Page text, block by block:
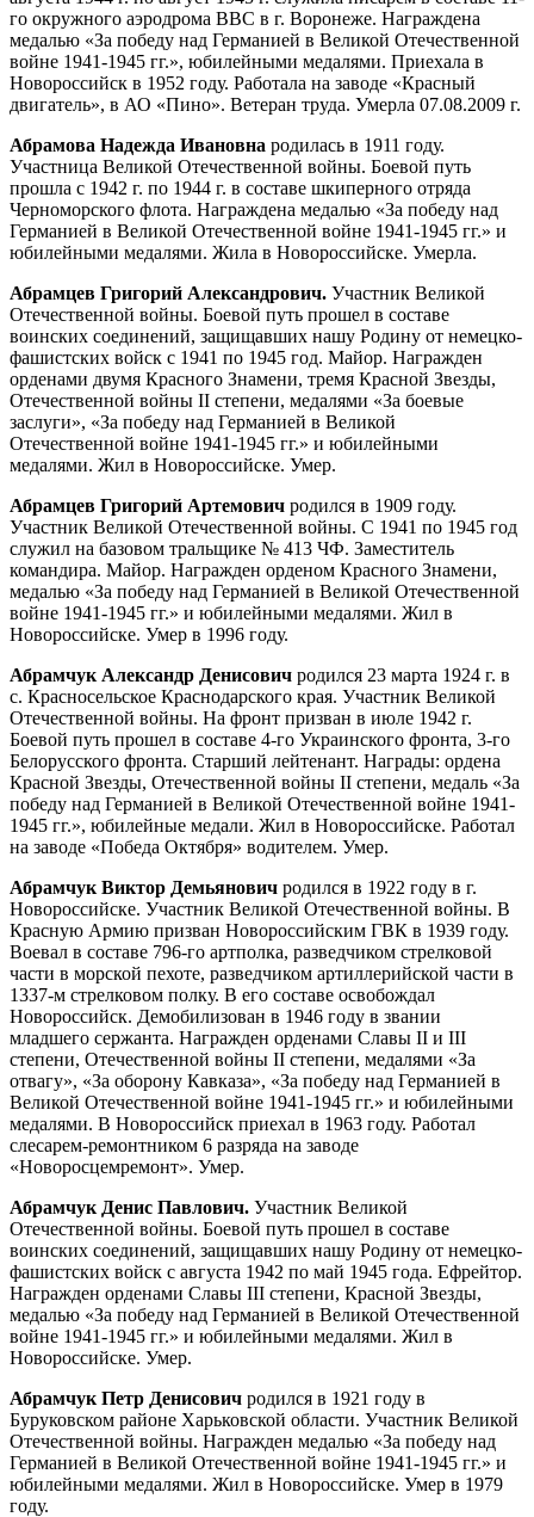
го окружного аэродрома ВВС в г. Воронеже. Награждена
медалью «За победу над Германией в Великой Отечественной
войне 1941-1945 гг.», юбилейными медалями. Приехала в
Новороссийск в 1952 году. Работала на заводе «Красный
двигатель», в АО «Пино». Ветеран труда. Умерла 07.08.2009 г.
Абрамова Надежда Ивановна родилась в 1911 году.
Участница Великой Отечественной войны. Боевой путь
прошла с 1942 г. по 1944 г. в составе шкиперного отряда
Черноморского флота. Награждена медалью «За победу над
Германией в Великой Отечественной войне 1941-1945 гг.» и
юбилейными медалями. Жила в Новороссийске. Умерла.
Абрамцев Григорий Александрович. Участник Великой
Отечественной войны. Боевой путь прошел в составе
воинских соединений, защищавших нашу Родину от немецко-
фашистских войск с 1941 по 1945 год. Майор. Награжден
орденами двумя Красного Знамени, тремя Красной Звезды,
Отечественной войны II степени, медалями «За боевые
заслуги», «За победу над Германией в Великой
Отечественной войне 1941-1945 гг.» и юбилейными
медалями. Жил в Новороссийске. Умер.
Абрамцев Григорий Артемович родился в 1909 году.
Участник Великой Отечественной войны. С 1941 по 1945 год
служил на базовом тральщике № 413 ЧФ. Заместитель
командира. Майор. Награжден орденом Красного Знамени,
медалью «За победу над Германией в Великой Отечественной
войне 1941-1945 гг.» и юбилейными медалями. Жил в
Новороссийске. Умер в 1996 году.
Абрамчук Александр Денисович родился 23 марта 1924 г. в
с. Красносельское Краснодарского края. Участник Великой
Отечественной войны. На фронт призван в июле 1942 г.
Боевой путь прошел в составе 4-го Украинского фронта, 3-го
Белорусского фронта. Старший лейтенант. Награды: ордена
Красной Звезды, Отечественной войны II степени, медаль «За
победу над Германией в Великой Отечественной войне 1941-
1945 гг.», юбилейные медали. Жил в Новороссийске. Работал
на заводе «Победа Октября» водителем. Умер.
Абрамчук Виктор Демьянович родился в 1922 году в г.
Новороссийске. Участник Великой Отечественной войны. В
Красную Армию призван Новороссийским ГВК в 1939 году.
Воевал в составе 796-го артполка, разведчиком стрелковой
части в морской пехоте, разведчиком артиллерийской части в
1337-м стрелковом полку. В его составе освобождал
Новороссийск. Демобилизован в 1946 году в звании
младшего сержанта. Награжден орденами Славы II и III
степени, Отечественной войны II степени, медалями «За
отвагу», «За оборону Кавказа», «За победу над Германией в
Великой Отечественной войне 1941-1945 гг.» и юбилейными
медалями. В Новороссийск приехал в 1963 году. Работал
слесарем-ремонтником 6 разряда на заводе
«Новоросцемремонт». Умер.
Абрамчук Денис Павлович. Участник Великой
Отечественной войны. Боевой путь прошел в составе
воинских соединений, защищавших нашу Родину от немецко-
фашистских войск с августа 1942 по май 1945 года. Ефрейтор.
Награжден орденами Славы III степени, Красной Звезды,
медалью «За победу над Германией в Великой Отечественной
войне 1941-1945 гг.» и юбилейными медалями. Жил в
Новороссийске. Умер.
Абрамчук Петр Денисович родился в 1921 году в
Буруковском районе Харьковской области. Участник Великой
Отечественной войны. Награжден медалью «За победу над
Германией в Великой Отечественной войне 1941-1945 гг.» и
юбилейными медалями. Жил в Новороссийске. Умер в 1979
году.